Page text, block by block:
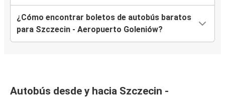
¿Cómo encontrar boletos de autobús baratos
para Szczecin - Aeropuerto Goleniów?
Autobús desde y hacia Szczecin -